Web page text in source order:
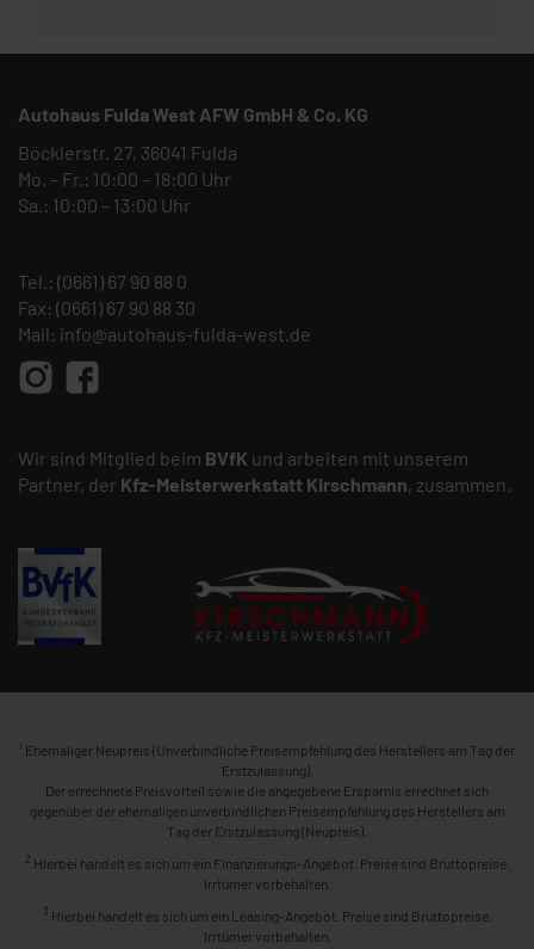
Autohaus Fulda West AFW GmbH & Co. KG
Böcklerstr. 27, 36041 Fulda
Mo. – Fr.: 10:00 – 18:00 Uhr
Sa.: 10:00 – 13:00 Uhr
Tel.: (0661) 67 90 88 0
Fax: (0661) 67 90 88 30
Mail: info@autohaus-fulda-west.de
Wir sind Mitglied beim BVfK und arbeiten mit unserem
Partner, der Kfz-Meisterwerkstatt Kirschmann, zusammen.
1 Ehemaliger Neupreis (Unverbindliche Preisempfehlung des Herstellers am Tag der
Erstzulassung).
Der errechnete Preisvorteil sowie die angegebene Ersparnis errechnet sich
gegenüber der ehemaligen unverbindlichen Preisempfehlung des Herstellers am
Tag der Erstzulassung (Neupreis).
2 Hierbei handelt es sich um ein Finanzierungs-Angebot. Preise sind Bruttopreise.
Irrtümer vorbehalten.
3 Hierbei handelt es sich um ein Leasing-Angebot. Preise sind Bruttopreise.
Irrtümer vorbehalten.